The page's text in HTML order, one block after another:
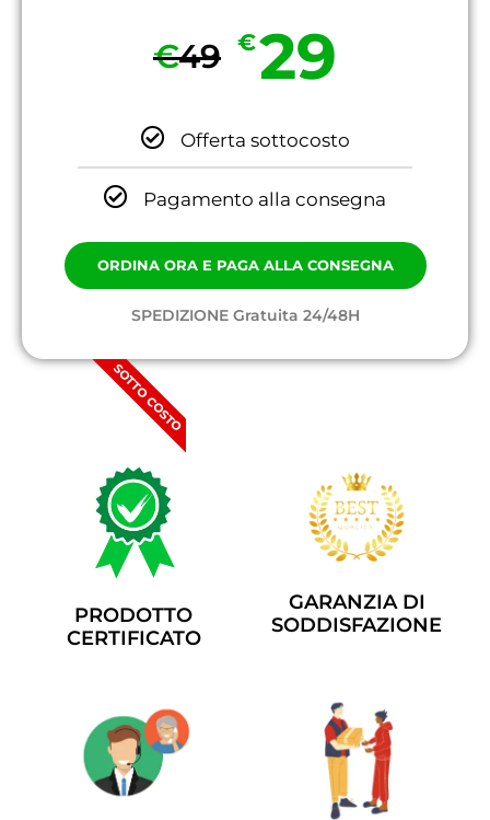
€49 €29
Offerta sottocosto
Pagamento alla consegna
ORDINA ORA E PAGA ALLA CONSEGNA
SPEDIZIONE Gratuita 24/48H
SOTTO COSTO
PRODOTTO
CERTIFICATO
GARANZIA DI
SODDISFAZIONE